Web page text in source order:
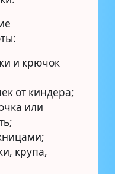
и крючок
от киндера;
или
крупа,